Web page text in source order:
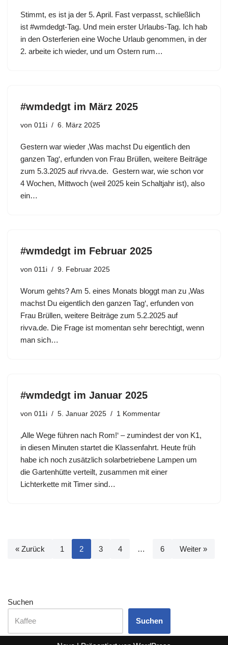
Stimmt, es ist ja der 5. April. Fast verpasst, schließlich
ist #wmdedgt-Tag. Und mein erster Urlaubs-Tag. Ich hab
in den Osterferien eine Woche Urlaub genommen, in der
2. arbeite ich wieder, und um Ostern rum…
#wmdedgt im März 2025
von 011i 6. März 2025
Gestern war wieder ‚Was machst Du eigentlich den
ganzen Tag‘, erfunden von Frau Brüllen, weitere Beiträge
zum 5.3.2025 auf rivva.de. Gestern war, wie schon vor
4 Wochen, Mittwoch (weil 2025 kein Schaltjahr ist), also
ein…
#wmdedgt im Februar 2025
von 011i 9. Februar 2025
Worum gehts? Am 5. eines Monats bloggt man zu ‚Was
machst Du eigentlich den ganzen Tag‘, erfunden von
Frau Brüllen, weitere Beiträge zum 5.2.2025 auf
rivva.de. Die Frage ist momentan sehr berechtigt, wenn
man sich…
#wmdedgt im Januar 2025
von 011i 5. Januar 2025 1 Kommentar
‚Alle Wege führen nach Rom!‘ – zumindest der von K1,
in diesen Minuten startet die Klassenfahrt. Heute früh
habe ich noch zusätzlich solarbetriebene Lampen um
die Gartenhütte verteilt, zusammen mit einer
Lichterkette mit Timer sind…
« Zurück 1 2 3 4 … 6 Weiter »
Suchen
Suchen